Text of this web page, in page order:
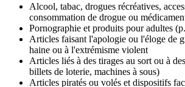
Alcool, tabac, drogues récréatives,
consommation de drogue ou
Pornographie et produits pour adultes
Articles faisant l'apologie ou l'éloge de
haine ou à l'extrémisme violent
Articles liés à des tirages au sort ou à
billets de loterie, machines à sous)
Articles piratés ou volés et dispositifs